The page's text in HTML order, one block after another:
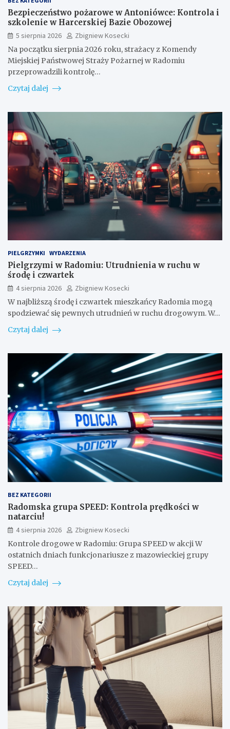
Bezpieczeństwo pożarowe w Antoniówce: Kontrola i
szkolenie w Harcerskiej Bazie Obozowej
5 sierpnia 2026
Zbigniew Kosecki
Na początku sierpnia 2026 roku, strażacy z Komendy
Miejskiej Państwowej Straży Pożarnej w Radomiu
przeprowadzili kontrolę…
Czytaj dalej
PIELGRZYMKI WYDARZENIA
Pielgrzymi w Radomiu: Utrudnienia w ruchu w
środę i czwartek
4 sierpnia 2026
Zbigniew Kosecki
W najbliższą środę i czwartek mieszkańcy Radomia mogą
spodziewać się pewnych utrudnień w ruchu drogowym. W…
Czytaj dalej
BEZ KATEGORII
Radomska grupa SPEED: Kontrola prędkości w
natarciu!
4 sierpnia 2026
Zbigniew Kosecki
Kontrole drogowe w Radomiu: Grupa SPEED w akcji W
ostatnich dniach funkcjonariusze z mazowieckiej grupy
SPEED…
Czytaj dalej